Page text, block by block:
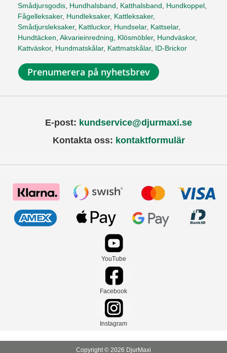
Smådjursgodis, Hundhalsband, Katthalsband, Hundkoppel,
Fågelleksaker, Hundleksaker, Kattleksaker,
Smådjursleksaker, Kattluckor, Hundselar, Kattselar,
Hundtäcken, Akvarieinredning, Klösmöbler, Hundväskor,
Kattväskor, Hundmatskålar, Kattmatskålar, ID-Brickor
Prenumerera på nyhetsbrev
E-post: kundservice@djurmaxi.se
Kontakta oss: kontaktformulär
YouTube
Facebook
Instagram
Copyright © 2026 DjurMaxi